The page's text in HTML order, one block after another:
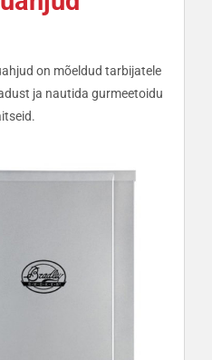
on mõeldud tarbijatele
ja nautida gurmeetoidu